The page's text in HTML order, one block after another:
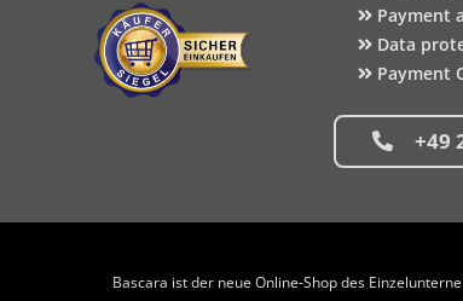
Payment
Data
Payment
+49
Bascara ist der neue Online-Shop des